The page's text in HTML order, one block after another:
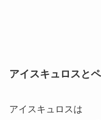
アイスキュロスと
アイスキュロスは